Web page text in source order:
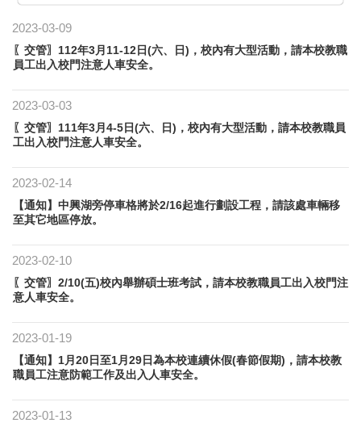
2023-03-09
〖交管〗112年3月11-12日(六、日)，校內有大型活動，請本校教職
員工出入校門注意人車安全。
2023-03-03
〖交管〗111年3月4-5日(六、日)，校內有大型活動，請本校教職員
工出入校門注意人車安全。
2023-02-14
【通知】中興湖旁停車格將於2/16起進行劃設工程，請該處車輛移
至其它地區停放。
2023-02-10
〖交管〗2/10(五)校內舉辦碩士班考試，請本校教職員工出入校門注
意人車安全。
2023-01-19
【通知】1月20日至1月29日為本校連續休假(春節假期)，請本校教
職員工注意防範工作及出入人車安全。
2023-01-13